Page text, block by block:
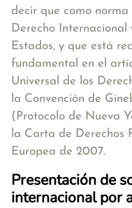
decir que como
Derecho Internacional
Estados, y que está
fundamental en el
Universal de los
la Convención de
(Protocolo de Nueva
la Carta de Derechos
Europea de 2007.
Presentación de
internacional por